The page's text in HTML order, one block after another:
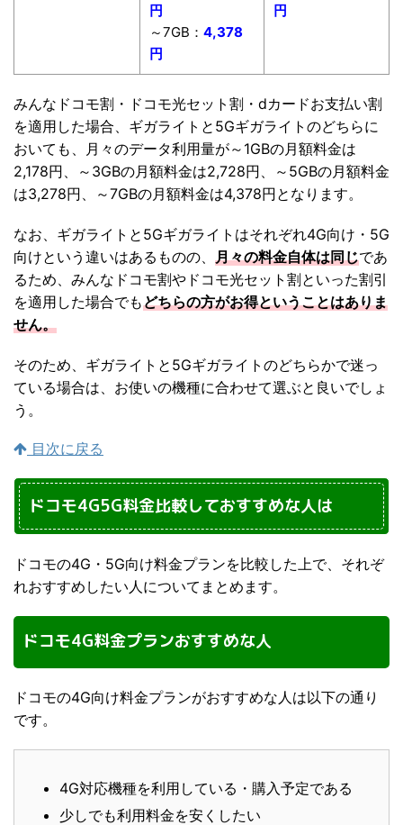
円
～7GB： 4,378
円
円
みんなドコモ割・ドコモ光セット割・dカードお支払い割
を適用した場合、ギガライトと5Gギガライトのどちらに
おいても、月々のデータ利用量が～1GBの月額料金は
2,178円、～3GBの月額料金は2,728円、～5GBの月額料金
は3,278円、～7GBの月額料金は4,378円となります。
なお、ギガライトと5Gギガライトはそれぞれ4G向け・5G
向けという違いはあるものの、 月々の料金自体は同じであ
るため、みんなドコモ割やドコモ光セット割といった割引
を適用した場合でもどちらの方がお得ということはありま
せん。
そのため、ギガライトと5Gギガライトのどちらかで迷っ
ている場合は、お使いの機種に合わせて選ぶと良いでしょ
う。
目次に戻る
ドコモ4G5G料金比較しておすすめな人は
ドコモの4G・5G向け料金プランを比較した上で、それぞ
れおすすめしたい人についてまとめます。
ドコモ4G料金プランおすすめな人
ドコモの4G向け料金プランがおすすめな人は以下の通り
です。
4G対応機種を利用している・購入予定である
少しでも利用料金を安くしたい